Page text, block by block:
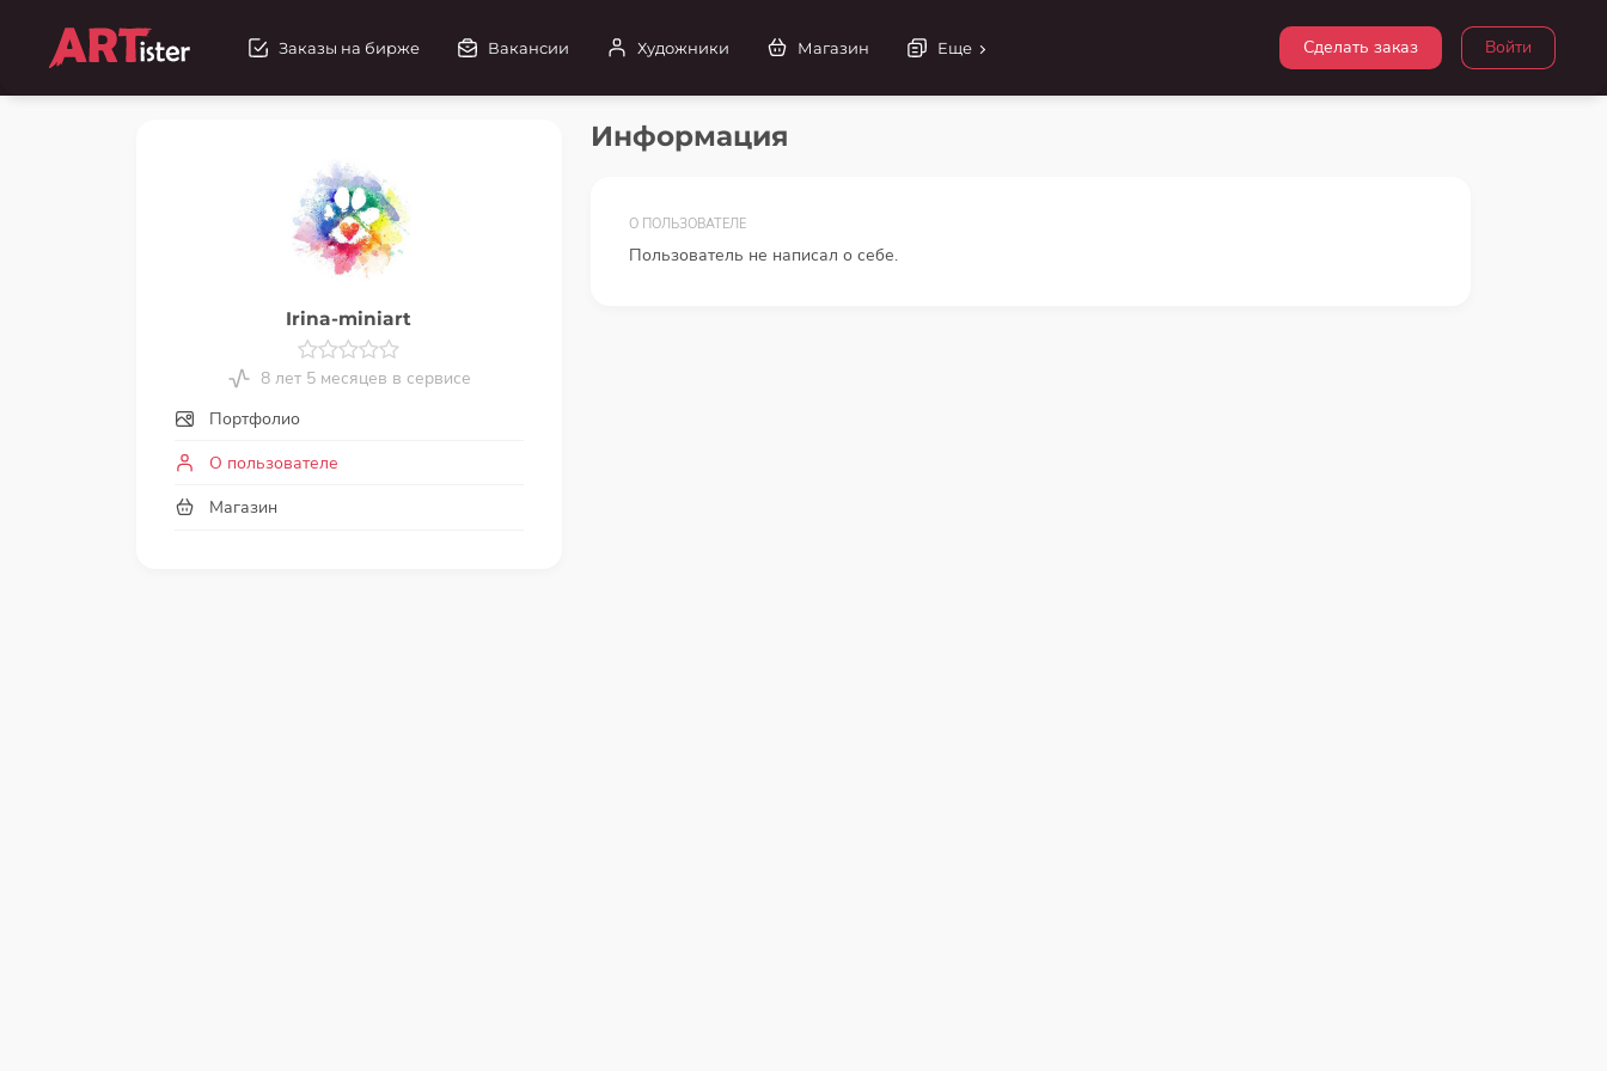
Войти
Сделать заказ
Заказы на бирже Вакансии Художники Магазин Еще
Irina-miniart
8 лет 5 месяцев в сервисе
Портфолио
О пользователе
Магазин
Информация
О ПОЛЬЗОВАТЕЛЕ
Пользователь не написал о себе.